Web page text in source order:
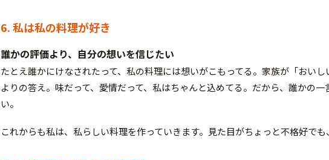
6. 私は私の料理が好き
誰かの評価より、自分の想いを信じたい
たとえ誰かにけなされたって、私の料理には想いがこもってる。家族が「おい
よりの答え。味だって、愛情だって、私はちゃんと込めてる。だから、誰かの
い。
これからも私は、私らしい料理を作っていきます。見た目がちょっと不格好でも